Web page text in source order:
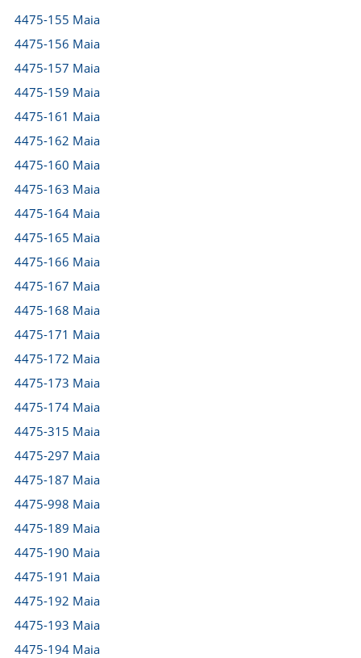
4475-155 Maia
4475-156 Maia
4475-157 Maia
4475-159 Maia
4475-161 Maia
4475-162 Maia
4475-160 Maia
4475-163 Maia
4475-164 Maia
4475-165 Maia
4475-166 Maia
4475-167 Maia
4475-168 Maia
4475-171 Maia
4475-172 Maia
4475-173 Maia
4475-174 Maia
4475-315 Maia
4475-297 Maia
4475-187 Maia
4475-998 Maia
4475-189 Maia
4475-190 Maia
4475-191 Maia
4475-192 Maia
4475-193 Maia
4475-194 Maia